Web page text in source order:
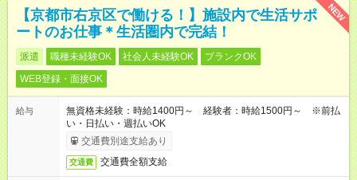
NEW
【京都市右京区で働ける！】施設内で生活サポ
ートのお仕事＊生活圏内で完結！
派遣 職種未経験OK 社会人未経験OK
ブランクOK
WEB登録・面接OK
給与
無資格未経験：時給1400円～ 経験者：時給1500円～ ※前払
い・日払い・週払いOK
交通費別途支給あり
交通費 交通費全額支給